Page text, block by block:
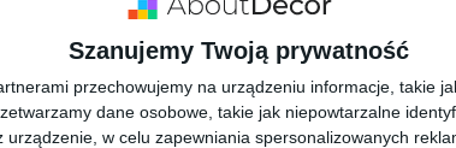
Szanujemy Twoją prywatność
przechowujemy na urządzeniu informacje, takie
dane osobowe, takie jak niepowtarzalne
urządzenie, w celu zapewniania spersonalizowanych
poddaszu z
Dodaj do ulubionych
Pokój noworodka na